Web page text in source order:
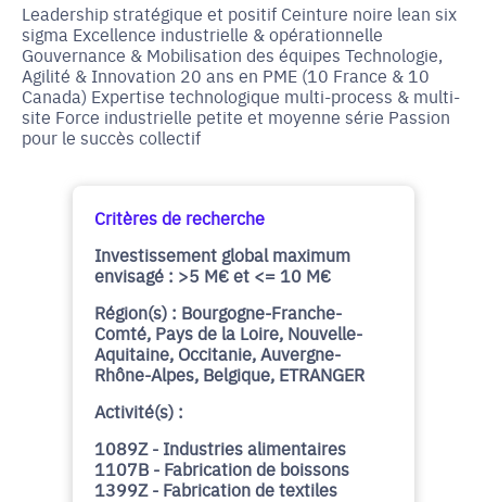
Leadership stratégique et positif Ceinture noire lean six
sigma Excellence industrielle & opérationnelle
Gouvernance & Mobilisation des équipes Technologie,
Agilité & Innovation 20 ans en PME (10 France & 10
Canada) Expertise technologique multi-process & multi-
site Force industrielle petite et moyenne série Passion
pour le succès collectif
Critères de recherche
Investissement global maximum
envisagé : >5 M€ et <= 10 M€
Région(s) : Bourgogne-Franche-
Comté, Pays de la Loire, Nouvelle-
Aquitaine, Occitanie, Auvergne-
Rhône-Alpes, Belgique, ETRANGER
Activité(s) :
1089Z - Industries alimentaires
1107B - Fabrication de boissons
1399Z - Fabrication de textiles